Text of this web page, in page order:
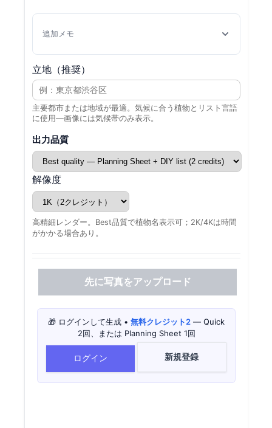
追加メモ
立地（推奨）
主要都市または地域が最適。気候に合う植物とリスト言語
に使用—画像には気候帯のみ表示。
出力品質
解像度
高精細レンダー。Best品質で植物名表示可；2K/4Kは時間
がかかる場合あり。
先に写真をアップロード
🎁 ログインして生成 • 無料クレジット2 — Quick
2回、または Planning Sheet 1回
ログイン 新規登録